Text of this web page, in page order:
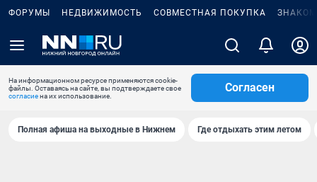
ФОРУМЫ НЕДВИЖИМОСТЬ СОВМЕСТНАЯ ПОКУПКА
На информационном ресурсе применяются cookie-
файлы. Оставаясь на сайте, вы подтверждаете свое
согласиена их использование.
Согласен
Полная афиша на выходные в Нижнем Где отдыхать этим летом